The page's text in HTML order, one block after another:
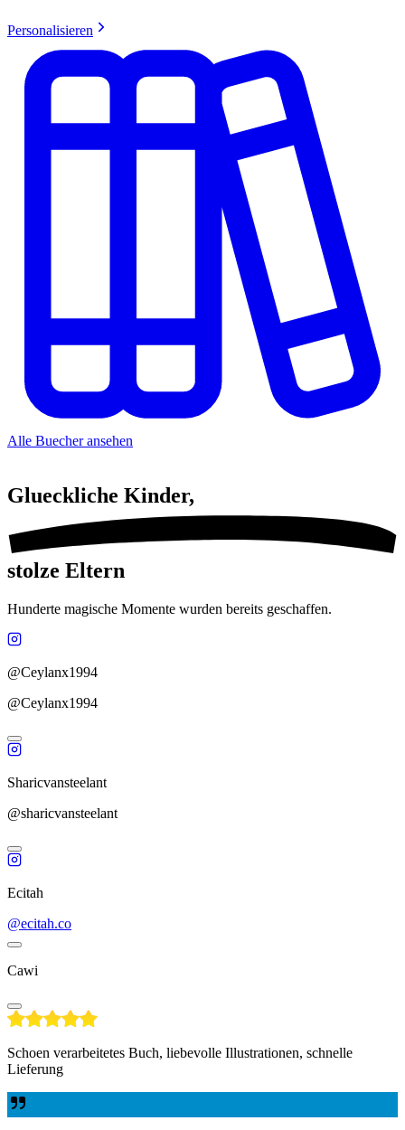
Personalisieren
Alle Buecher ansehen
Glueckliche Kinder,
stolze Eltern
Hunderte magische Momente wurden bereits geschaffen.
@Ceylanx1994
@Ceylanx1994
Sharicvansteelant
@sharicvansteelant
Ecitah
@ecitah.co
Cawi
Schoen verarbeitetes Buch, liebevolle Illustrationen, schnelle
Lieferung